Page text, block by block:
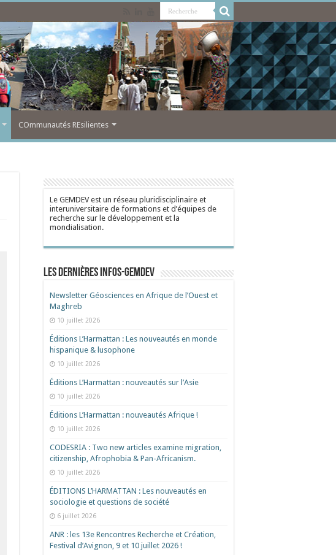
COmmunautés REsilientes
Le GEMDEV est un réseau pluridisciplinaire et
interuniversitaire de formations et d’équipes de
recherche sur le développement et la
mondialisation.
Les dernières Infos-Gemdev
Newsletter Géosciences en Afrique de l’Ouest et
Maghreb
10 juillet 2026
Éditions L’Harmattan : Les nouveautés en monde
hispanique & lusophone
10 juillet 2026
Éditions L’Harmattan : nouveautés sur l’Asie
10 juillet 2026
Éditions L’Harmattan : nouveautés Afrique !​
10 juillet 2026
CODESRIA : Two new articles examine migration,
citizenship, Afrophobia & Pan-Africanism.
10 juillet 2026
ÉDITIONS L’HARMATTAN : Les nouveautés en
sociologie et questions de société
6 juillet 2026
ANR : les 13e Rencontres Recherche et Création,
Festival d’Avignon, 9 et 10 juillet 2026 !